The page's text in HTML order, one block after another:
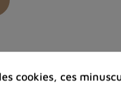
couleur noire
observer des
cookies, ces